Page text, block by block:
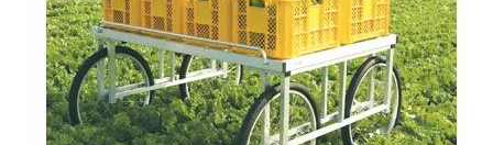
レンタル
ブログ